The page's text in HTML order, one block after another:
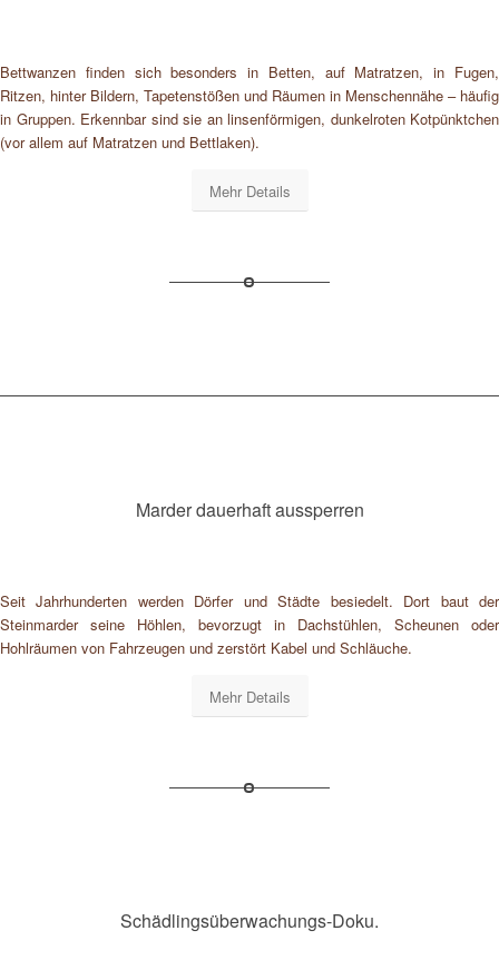
Bettwanzen finden sich besonders in Betten, auf Matratzen, in Fugen,
Ritzen, hinter Bildern, Tapetenstößen und Räumen in Menschennähe – häufig
in Gruppen. Erkennbar sind sie an linsenförmigen, dunkelroten Kotpünktchen
(vor allem auf Matratzen und Bettlaken).
Mehr Details
Marder dauerhaft aussperren
Seit Jahrhunderten werden Dörfer und Städte besiedelt. Dort baut der
Steinmarder seine Höhlen, bevorzugt in Dachstühlen, Scheunen oder
Hohlräumen von Fahrzeugen und zerstört Kabel und Schläuche.
Mehr Details
Schädlingsüberwachungs-Doku.